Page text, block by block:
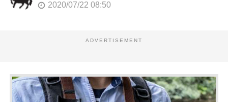
2020/07/22 08:50
ADVERTISEMENT